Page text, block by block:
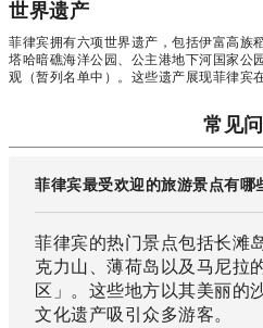
世界遗产
菲律宾拥有六项世界遗产，包括伊富高族
塔哈暗礁海洋公园、公主港地下河国家公
观（暂列名单中）。这些遗产展现菲律宾
常见
菲律宾最受欢迎的旅游景点有哪
菲律宾的热门景点包括长滩
克力山、薄荷岛以及马尼拉
区」。这些地方以其美丽的
文化遗产吸引众多游客。